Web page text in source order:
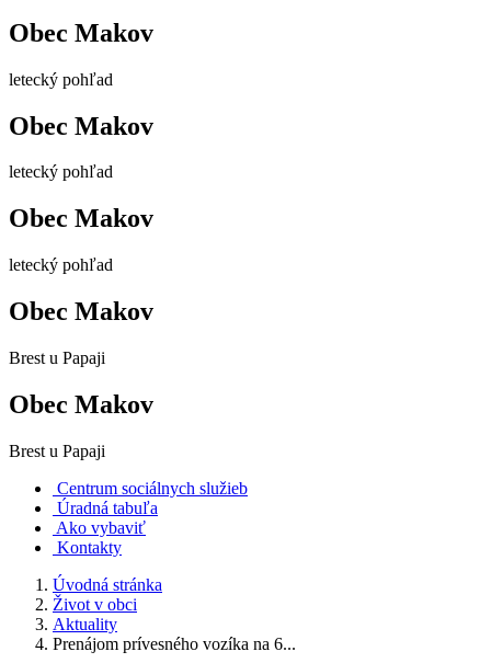
Obec Makov
letecký pohľad
Obec Makov
letecký pohľad
Obec Makov
letecký pohľad
Obec Makov
Brest u Papaji
Obec Makov
Brest u Papaji
Centrum sociálnych služieb
Úradná tabuľa
Ako vybaviť
Kontakty
Úvodná stránka
Život v obci
Aktuality
Prenájom prívesného vozíka na 6...